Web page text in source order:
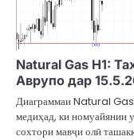
Natural Gas H1:
Аврупо дар
Диаграммаи Natural Gas
медиҳад, ки номуайянии
сохтори мавҷи олӣ